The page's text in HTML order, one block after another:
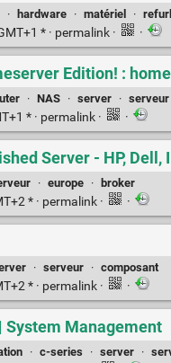
· hardware · matériel ·
* · permalink · ·
Edition! :
· NAS · server · serveur
* · permalink · ·
Server - HP, Dell,
· europe · broker
* · permalink · ·
· serveur · composant
* · permalink · ·
System Management
· c-series · server ·